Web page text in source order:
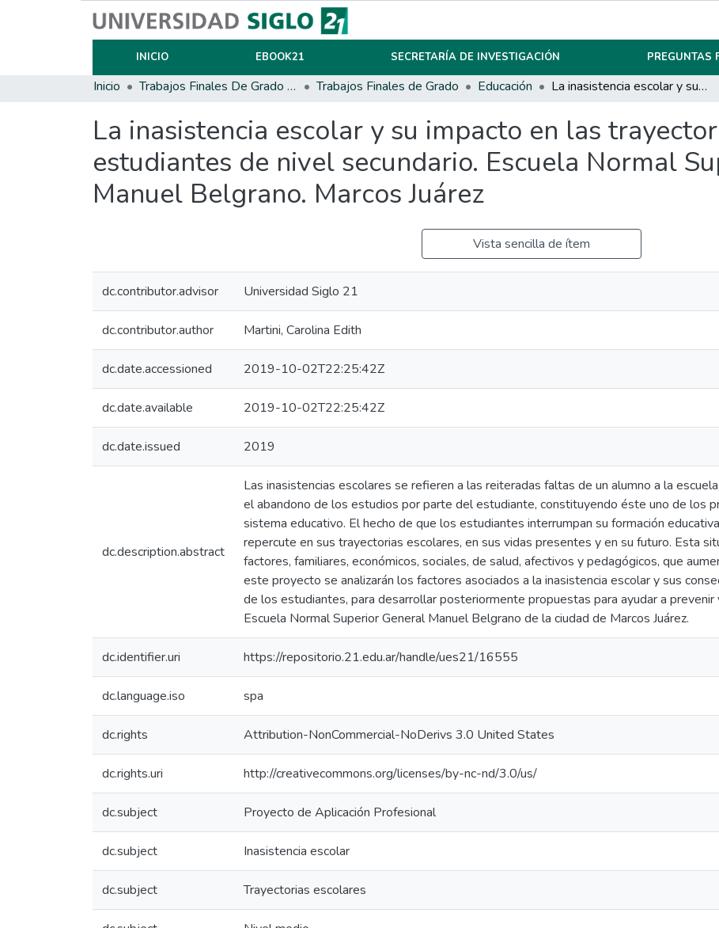
INICIO EBOOK21 SECRETARÍA DE INVESTIGACIÓN PREGUNTAS
Inicio Trabajos Finales De Grado Y Posgrado Trabajos Finales de Grado Educación La inasistencia escolar y su impacto en las trayectorias de los estudiantes de nivel secundario. Escuela Normal Superior General Manuel Belgrano. Marcos Juárez
La inasistencia escolar y su impacto en las
estudiantes de nivel secundario. Escuela Normal
Manuel Belgrano. Marcos Juárez
Vista sencilla de ítem
dc.contributor.advisor Universidad Siglo 21
dc.contributor.author Martini, Carolina Edith
dc.date.accessioned 2019-10-02T22:25:42Z
dc.date.available 2019-10-02T22:25:42Z
dc.date.issued 2019
dc.description.abstract
Las inasistencias escolares se refieren a las reiteradas faltas de un alumno a la
el abandono de los estudios por parte del estudiante, constituyendo éste uno de los
sistema educativo. El hecho de que los estudiantes interrumpan su formación
repercute en sus trayectorias escolares, en sus vidas presentes y en su futuro. Esta
factores, familiares, económicos, sociales, de salud, afectivos y pedagógicos, que
este proyecto se analizarán los factores asociados a la inasistencia escolar y sus
de los estudiantes, para desarrollar posteriormente propuestas para ayudar a
Escuela Normal Superior General Manuel Belgrano de la ciudad de Marcos Juárez.
dc.identifier.uri https://repositorio.21.edu.ar/handle/ues21/16555
dc.language.iso spa
dc.rights Attribution-NonCommercial-NoDerivs 3.0 United States
dc.rights.uri http://creativecommons.org/licenses/by-nc-nd/3.0/us/
dc.subject Proyecto de Aplicación Profesional
dc.subject Inasistencia escolar
dc.subject Trayectorias escolares